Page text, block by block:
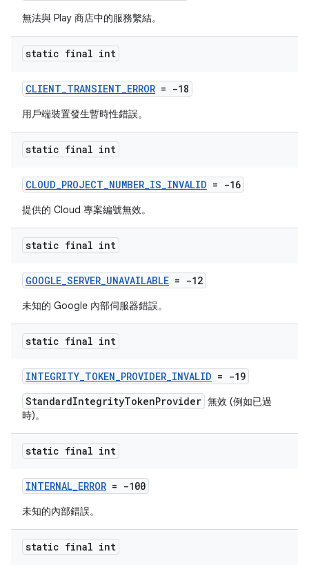
無法與 Play 商店中的服務繫結。
static final int
CLIENT_TRANSIENT_ERROR = -18
用戶端裝置發生暫時性錯誤。
static final int
CLOUD_PROJECT_NUMBER_IS_INVALID = -16
提供的 Cloud 專案編號無效。
static final int
GOOGLE_SERVER_UNAVAILABLE = -12
未知的 Google 內部伺服器錯誤。
static final int
INTEGRITY_TOKEN_PROVIDER_INVALID = -19
StandardIntegrityTokenProvider 無效 (例如已過
時)。
static final int
INTERNAL_ERROR = -100
未知的內部錯誤。
static final int